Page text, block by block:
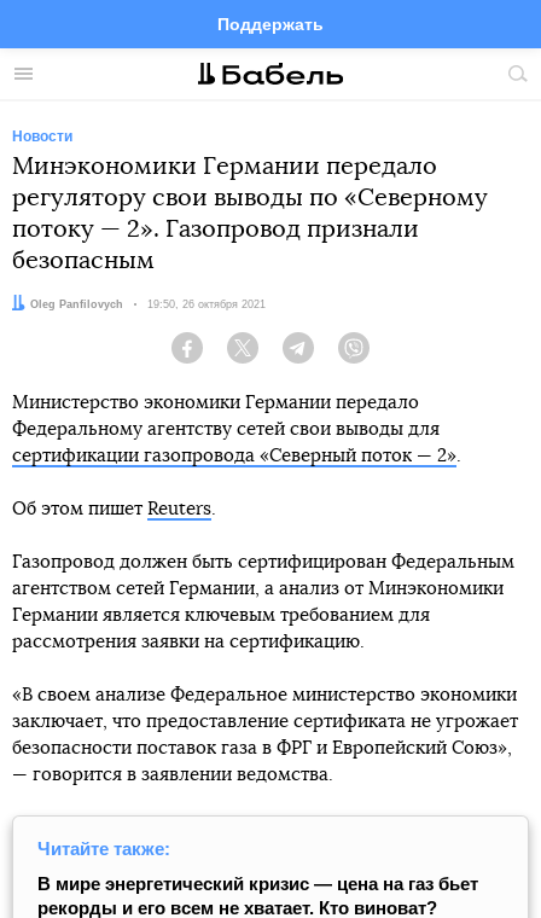
Меню
Поддержать
FacebookTelegramTwitter
Новости
Минэкономики Германии передало
регулятору свои выводы по «Северному
потоку — 2». Газопровод признали
безопасным
Автор:
Oleg Panfilovych Дата:
19:50, 26 октября 2021
Facebook Twitter Telegram
Министерство экономики Германии передало
Федеральному агентству сетей свои выводы для
сертификации газопровода «Северный поток — 2».
Об этом пишет Reuters.
Газопровод должен быть сертифицирован Федеральным
агентством сетей Германии, а анализ от Минэкономики
Германии является ключевым требованием для
рассмотрения заявки на сертификацию.
«В своем анализе Федеральное министерство экономики
заключает, что предоставление сертификата не угрожает
безопасности поставок газа в ФРГ и Европейский Союз»,
— говорится в заявлении ведомства.
Читайте также:
В мире энергетический кризис — цена на газ бьет
рекорды и его всем не хватает. Кто виноват?